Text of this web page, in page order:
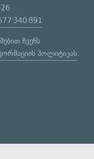
340 891
ჩვენს
პოლიტიკას.